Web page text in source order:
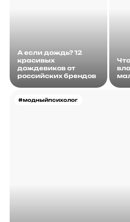
А если дождь? 12
красивых
дождевиков от
российских брендов
#модныйпсихолог